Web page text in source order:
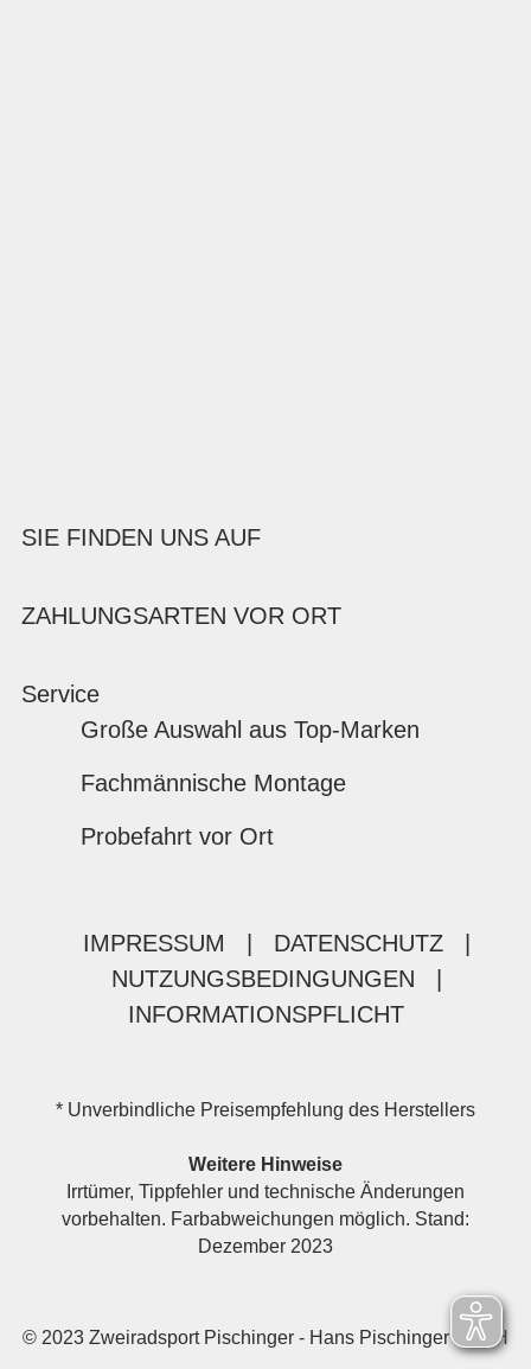
SIE FINDEN UNS AUF
ZAHLUNGSARTEN VOR ORT
Service
Große Auswahl aus Top-Marken
Fachmännische Montage
Probefahrt vor Ort
IMPRESSUM DATENSCHUTZ
NUTZUNGSBEDINGUNGEN
INFORMATIONSPFLICHT
* Unverbindliche Preisempfehlung des Herstellers
Weitere Hinweise
Irrtümer, Tippfehler und technische Änderungen
vorbehalten. Farbabweichungen möglich. Stand:
Dezember 2023
© 2023 Zweiradsport Pischinger - Hans Pischinger GmbH